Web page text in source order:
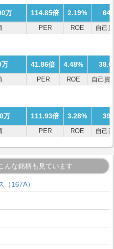
万 114.85倍 2.19%
PER ROE 自己
万 41.86倍 4.48%
PER ROE 自己資
万 111.93倍 3.28%
PER ROE 自己
んな銘柄も見ています
（167A）